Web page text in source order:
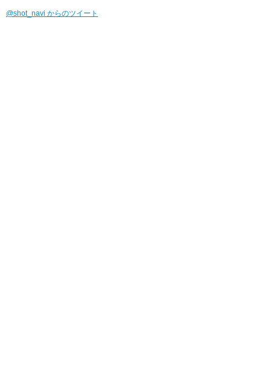
@shot_navi からのツイート